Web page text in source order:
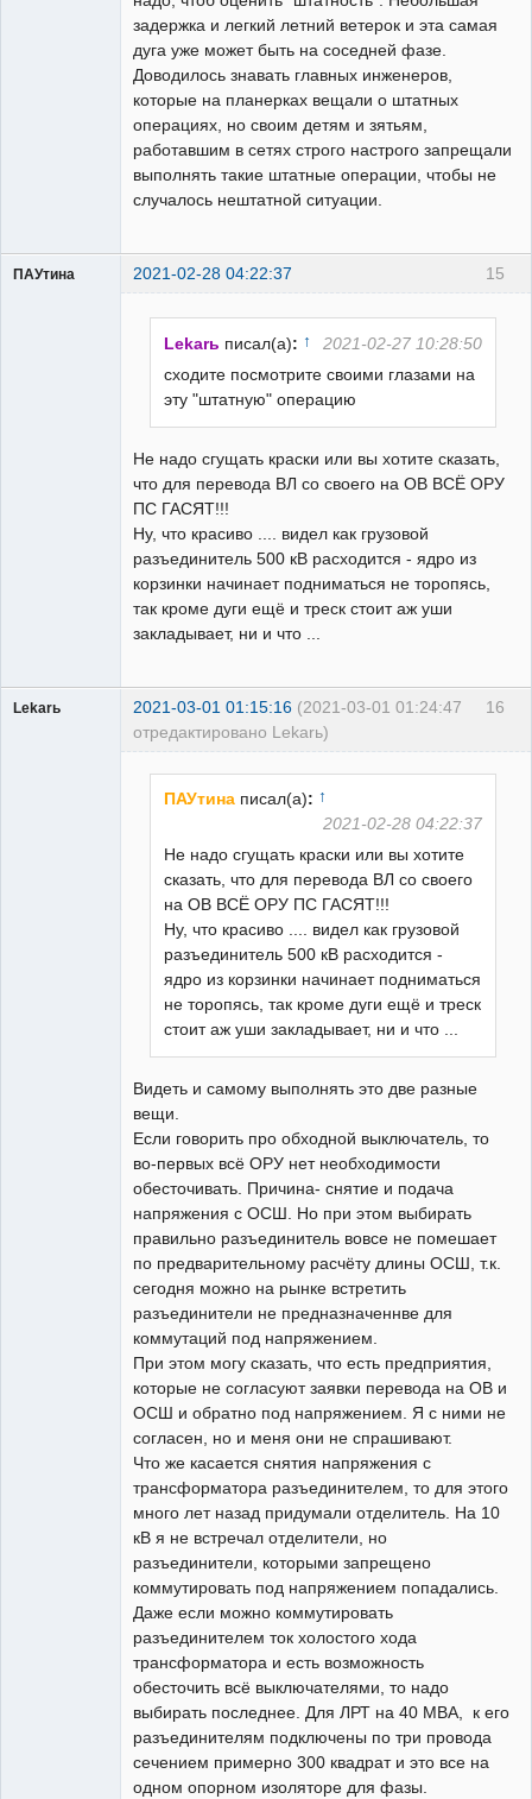
задержка и легкий летний ветерок и эта самая
дуга уже может быть на соседней фазе.
Доводилось знавать главных инженеров,
которые на планерках вещали о штатных
операциях, но своим детям и зятьям,
работавшим в сетях строго настрого запрещали
выполнять такие штатные операции, чтобы не
случалось нештатной ситуации.
15
ПАУтина 2021-02-28 04:22:37
Lekarь писал(а): ↑
2021-02-27 10:28:50
сходите посмотрите своими глазами на
эту "штатную" операцию
Не надо сгущать краски или вы хотите сказать,
что для перевода ВЛ со своего на ОВ ВСЁ ОРУ
ПС ГАСЯТ!!!
Ну, что красиво .... видел как грузовой
разъединитель 500 кВ расходится - ядро из
корзинки начинает подниматься не торопясь,
так кроме дуги ещё и треск стоит аж уши
закладывает, ни и что ...
16
Lekarь 2021-03-01 01:15:16 (2021-03-01 01:24:47
отредактировано Lekarь)
ПАУтина писал(а): ↑
2021-02-28 04:22:37
Не надо сгущать краски или вы хотите
сказать, что для перевода ВЛ со своего
на ОВ ВСЁ ОРУ ПС ГАСЯТ!!!
Ну, что красиво .... видел как грузовой
разъединитель 500 кВ расходится -
ядро из корзинки начинает подниматься
не торопясь, так кроме дуги ещё и треск
стоит аж уши закладывает, ни и что ...
Видеть и самому выполнять это две разные
вещи.
Если говорить про обходной выключатель, то
во-первых всё ОРУ нет необходимости
обесточивать. Причина- снятие и подача
напряжения с ОСШ. Но при этом выбирать
правильно разъединитель вовсе не помешает
по предварительному расчёту длины ОСШ, т.к.
сегодня можно на рынке встретить
разъединители не предназначеннве для
коммутаций под напряжением.
При этом могу сказать, что есть предприятия,
которые не согласуют заявки перевода на ОВ и
ОСШ и обратно под напряжением. Я с ними не
согласен, но и меня они не спрашивают.
Что же касается снятия напряжения с
трансформатора разъединителем, то для этого
много лет назад придумали отделитель. На 10
кВ я не встречал отделители, но
разъединители, которыми запрещено
коммутировать под напряжением попадались.
Даже если можно коммутировать
разъединителем ток холостого хода
трансформатора и есть возможность
обесточить всё выключателями, то надо
выбирать последнее. Для ЛРТ на 40 МВА, к его
разъединителям подключены по три провода
сечением примерно 300 квадрат и это все на
одном опорном изоляторе для фазы.